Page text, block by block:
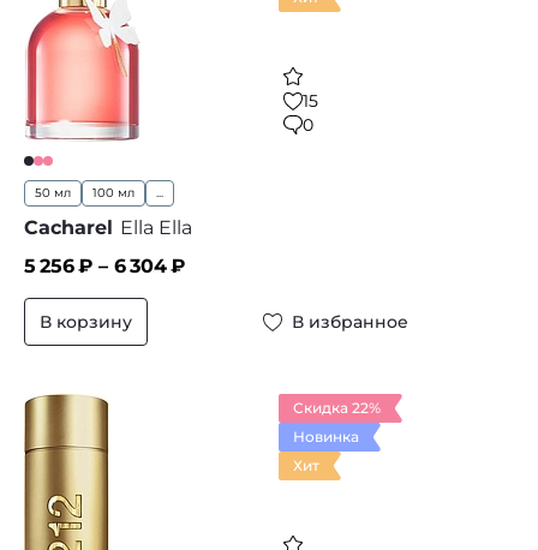
15
0
50 мл 100 мл ...
Cacharel Ella Ella
5 256₽ – 6 304₽
В корзину В избранное
Скидка 22%
Новинка
Хит